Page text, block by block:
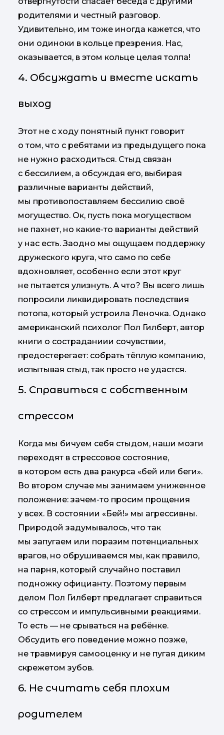
родителями и честный разговор.
Удивительно, им тоже иногда кажется, что
они одиноки в кольце презрения. Нас,
оказывается, в этом кольце целая толпа!
4. Обсуждать и вместе искать
выход
Этот не с ходу понятный пункт говорит
о том, что с ребятами из предыдущего пока
не нужно расходиться. Стыд связан
с бессилием, а обсуждая его, выбирая
различные варианты действий,
мы противопоставляем бессилию своё
могущество. Ок, пусть пока могуществом
не пахнет, но какие-то варианты действий
у нас есть. Заодно мы ощущаем поддержку
дружеского круга, что само по себе
вдохновляет, особенно если этот круг
не пытается улизнуть. А что? Вы всего лишь
попросили ликвидировать последствия
потопа, который устроила Леночка. Однако
американский психолог Пол Гилберт, автор
книги о состраданиии сочувствии,
предостерегает: собрать тёплую компанию,
испытывая стыд, так просто не удастся.
5. Справиться с собственным
стрессом
Когда мы бичуем себя стыдом, наши мозги
переходят в стрессовое состояние,
в котором есть два ракурса «бей или беги».
Во втором случае мы занимаем униженное
положение: зачем-то просим прощения
у всех. В состоянии «Бей!» мы агрессивны.
Природой задумывалось, что так
мы запугаем или поразим потенциальных
врагов, но обрушиваемся мы, как правило,
на парня, который случайно поставил
подножку официанту. Поэтому первым
делом Пол Гилберт предлагает справиться
со стрессом и импульсивными реакциями.
То есть — не срываться на ребёнке.
Обсудить его поведение можно позже,
не травмируя самооценку и не пугая диким
скрежетом зубов.
6. Не считать себя плохим
родителем